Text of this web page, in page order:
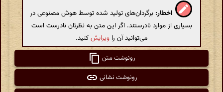
اخطار: برگردان‌های تولید شده توسط هوش مصنوعی در
بسیاری از موارد نادرستند. اگر این متن به نظرتان نادرست است
می‌توانید آن را ویرایشکنید.
رونوشت متن
رونوشت نشانی